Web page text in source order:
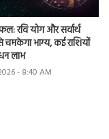
रवि योग और सर्वार्थ
चमकेगा भाग्य, कई राशियों
लाभ
- 8:40 AM